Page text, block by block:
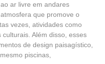
ar livre em andares
que promove o
vezes, atividades como
Além disso, esses
de design paisagístico,
piscinas,